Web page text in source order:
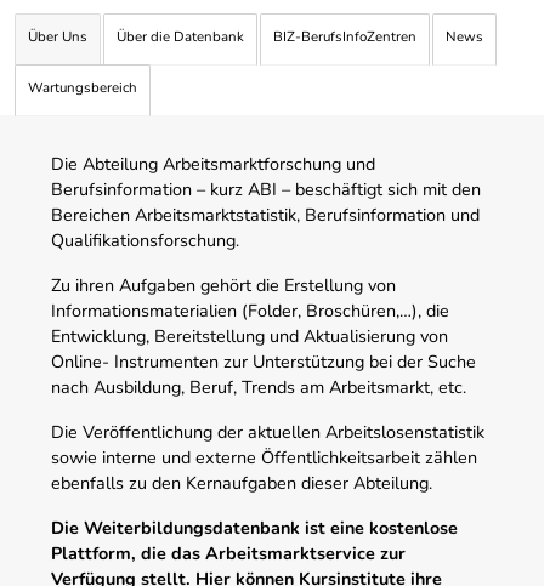
Über Uns Über die Datenbank BIZ-BerufsInfoZentren News
Wartungsbereich
Die Abteilung Arbeitsmarktforschung und
Berufsinformation – kurz ABI – beschäftigt sich mit den
Bereichen Arbeitsmarktstatistik, Berufsinformation und
Qualifikationsforschung.
Zu ihren Aufgaben gehört die Erstellung von
Informationsmaterialien (Folder, Broschüren,…), die
Entwicklung, Bereitstellung und Aktualisierung von
Online- Instrumenten zur Unterstützung bei der Suche
nach Ausbildung, Beruf, Trends am Arbeitsmarkt, etc.
Die Veröffentlichung der aktuellen Arbeitslosenstatistik
sowie interne und externe Öffentlichkeitsarbeit zählen
ebenfalls zu den Kernaufgaben dieser Abteilung.
Die Weiterbildungsdatenbank ist eine kostenlose
Plattform, die das Arbeitsmarktservice zur
Verfügung stellt. Hier können Kursinstitute ihre